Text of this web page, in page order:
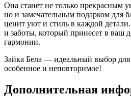
Она станет не только прекрасным
но и замечательным подарком для
ценит уют и стиль в каждой
и заботы, который принесет в ваш
гармонии.
Зайка Бела — идеальный выбор для
особенное и неповторимое!
Дополнительная